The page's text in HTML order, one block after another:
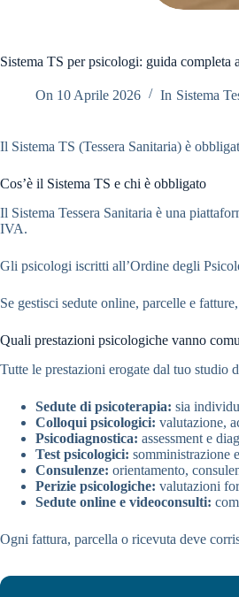
Sistema TS per psicologi: guida completa
On 10 Aprile 2026 In Sistema
Il Sistema TS (Tessera Sanitaria) è
Cos’è il Sistema TS e chi è obbligato
Il Sistema Tessera Sanitaria è una
IVA.
Gli psicologi iscritti all’Ordine degli
Se gestisci sedute online, parcelle e
Quali prestazioni psicologiche vanno
Tutte le prestazioni erogate dal tuo studio
Sedute di psicoterapia: sia
Colloqui psicologici: valutazione,
Psicodiagnostica: assessment e
Test psicologici: somministrazione
Consulenze: orientamento,
Perizie psicologiche: valutazioni
Sedute online e videoconsulti:
Ogni fattura, parcella o ricevuta deve